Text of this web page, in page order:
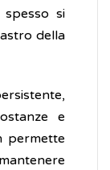
si
della
e
permette